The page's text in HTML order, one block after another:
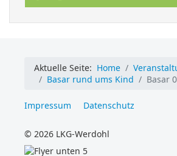
Aktuelle Seite: Home
Basar rund ums Kind
Basar
Impressum Datenschutz
© 2026 LKG-Werdohl